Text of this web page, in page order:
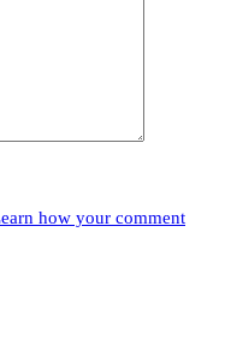
how your comment